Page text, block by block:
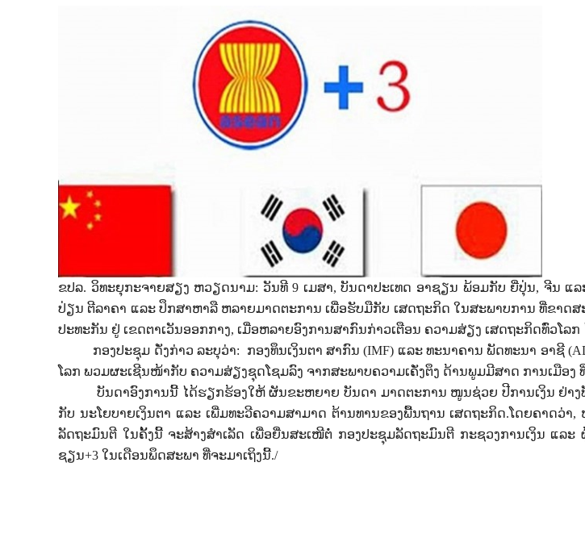
ຂປລ. ວິທະຍຸກະຈາຍສຽງ ຫວຽດນາມ: ວັນ​ທີ 9 ເມ​ສາ, ບັນ​ດາ​ປະ​ເທດ ອາ​ຊຽນ ພ້ອມ​ກັບ ຍີ່​ປຸ່ນ, ຈີນ ແລ
ປ່ຽນ ​ຕີ​ລາ​ຄາ ແລະ ປຶກ​ສາ​ຫາ​ລື ​ຫລາຍ​ມາດ​ຕະ​ການ​ ເພື່ອຮັບ​ມື​ກັບ ​ເສດ​ຖະ​ກິດ ໃນ​ສະ​ພາບ​ການ​ ທີ່ຂາດ​ສ
ປະ​ທະ​ກັນ​ ຢູ່ ເຂດຕາ​ເວັນ​ອອກ​ກາງ, ເມື່ອ​ຫລາຍ​ອົງ​ການ​ສາ​ກົນ​ກ່າວ​ເຕືອນ ​ຄວາມ​ສ່ຽງ ​ເສດ​ຖະ​ກິດ​ທົ່ວ​ໂລກ
ກ​ອງ​ປ​ະ​ຊຸມ ດັ່ງກ່າວ ລະບຸວ່າ:
ກອງ​ທຶນ​ເງິນ​ຕາ ​ສາ​ກົນ (IMF) ແລະ ທະ​ນາ​ຄານ ​ພັດ​ທະ​ນາ ອາ​ຊີ
ໂລກ ​ພວມ​ຜະ​ເຊີນ​ໜ້າ​ກັບ​ ຄວາມ​ສ່ຽງ​ຊຸດ​ໂຊມລົງ ຈາກສະພາບ​ຄວາມ​ເຄັ່ງ​ຕຶງ​ ດ້ານ​ພູມ​ມີ​ສາດ​ ການ​ເມືອງ
ບັນ​ດາ​ອົງ​ການນີ້ ​ໄດ້ຮຽກ​ຮ້ອງ​​ໃຫ້ ຜັນ​ຂະ​ຫຍາຍ ​ບັນ​ດາ ​ມາດ​ຕະ​ການ​ ໜູນ​ຊ່ວຍ ​ປີ​ການ​ເງິນ ​ຢ່າງ​
ກັບ ​ນະ​ໂຍ​ບາຍ​ເງິນ​ຕາ ແລະ ເພີ່ມ​ທະ​ວີ​ຄວາມ​ສາ​ມາດ​ ຕ້ານ​ທານ​ຂອງ​ພື້ນ​ຖານ ​ເສດ​ຖະ​ກິດ.ໂດຍຄາດ​ວ່
ລັດ​ຖະ​ມົນ​ຕີ​ ໃນຄັ້ງ​ນີ້ ຈະ​ສ້າງ​ສຳ​ເລັດ​ ເພື່ອ​ຍື່ນ​ສະ​ເໜີ​ຕໍ່​ ກອງ​ປະ​ຊຸມ​ລັດ​ຖະ​ມົນ​ຕີ​ ກະ​ຊວງ​ການ​ເງິນ ແລະ
ຊຽນ+3 ໃນ​ເດືອນພຶດ​ສະ​ພາ​ ທີ່ຈະ​ມາ​ເຖິງນີ້./